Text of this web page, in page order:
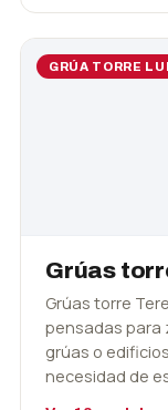
GRÚA TORRE
Grúas
Grúas torre
pensadas para
grúas o
necesidad de